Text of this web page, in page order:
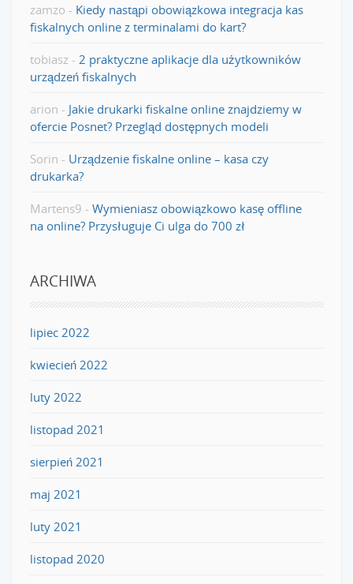
zamzo - Kiedy nastąpi obowiązkowa integracja kas
fiskalnych online z terminalami do kart?
tobiasz - 2 praktyczne aplikacje dla użytkowników
urządzeń fiskalnych
arion - Jakie drukarki fiskalne online znajdziemy w
ofercie Posnet? Przegląd dostępnych modeli
Sorin - Urządzenie fiskalne online – kasa czy
drukarka?
Martens9 - Wymieniasz obowiązkowo kasę offline
na online? Przysługuje Ci ulga do 700 zł
ARCHIWA
lipiec 2022
kwiecień 2022
luty 2022
listopad 2021
sierpień 2021
maj 2021
luty 2021
listopad 2020